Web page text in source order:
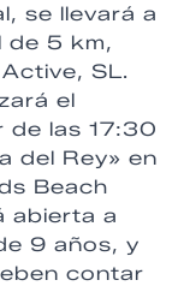
se llevará a
de 5 km,
SL.
el
de las 17:30
del Rey» en
Beach
abierta a
9 años, y
contar